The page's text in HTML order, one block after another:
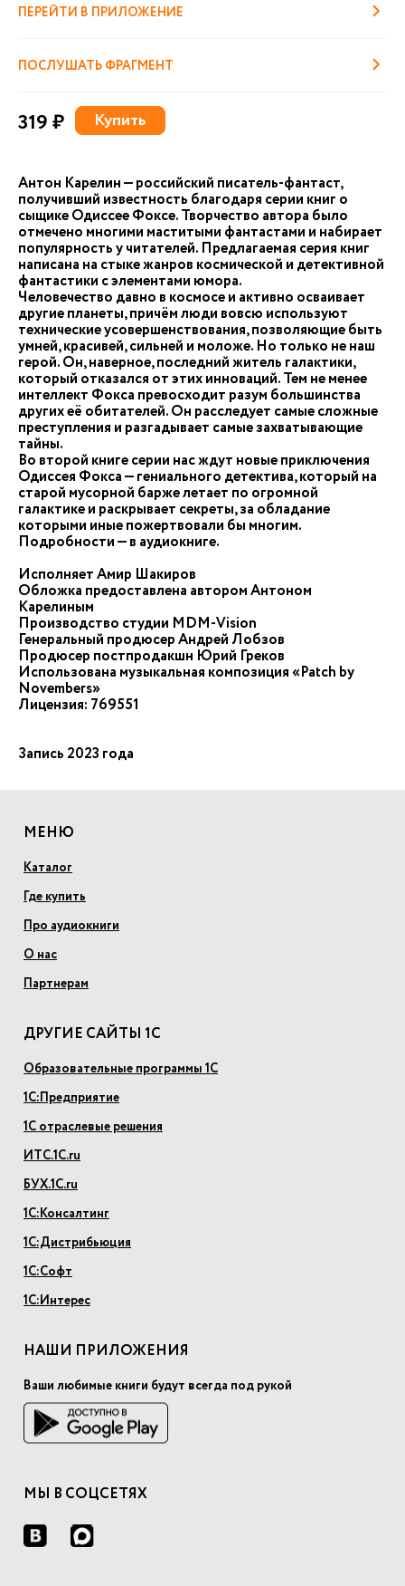
ПЕРЕЙТИ В ПРИЛОЖЕНИЕ
ПОСЛУШАТЬ ФРАГМЕНТ
319 ₽ Купить
Антон Карелин — российский писатель-фантаст,
получивший известность благодаря серии книг о
сыщике Одиссее Фоксе. Творчество автора было
отмечено многими маститыми фантастами и набирает
популярность у читателей. Предлагаемая серия книг
написана на стыке жанров космической и детективной
фантастики с элементами юмора.
Человечество давно в космосе и активно осваивает
другие планеты, причём люди вовсю используют
технические усовершенствования, позволяющие быть
умней, красивей, сильней и моложе. Но только не наш
герой. Он, наверное, последний житель галактики,
который отказался от этих инноваций. Тем не менее
интеллект Фокса превосходит разум большинства
других её обитателей. Он расследует самые сложные
преступления и разгадывает самые захватывающие
тайны.
Во второй книге серии нас ждут новые приключения
Одиссея Фокса — гениального детектива, который на
старой мусорной барже летает по огромной
галактике и раскрывает секреты, за обладание
которыми иные пожертвовали бы многим.
Подробности — в аудиокниге.
Исполняет Амир Шакиров
Обложка предоставлена автором Антоном
Карелиным
Производство студии MDM-Vision
Генеральный продюсер Андрей Лобзов
Продюсер постпродакшн Юрий Греков
Использована музыкальная композиция «Patch by
Novembers»
Лицензия: 769551
Запись 2023 года
МЕНЮ
Каталог
Где купить
Про аудиокниги
О нас
Партнерам
ДРУГИЕ САЙТЫ 1С
Образовательные программы 1С
1С:Предприятие
1С отраслевые решения
ИТС.1С.ru
БУХ.1С.ru
1С:Консалтинг
1С:Дистрибьюция
1С:Софт
1С:Интерес
НАШИ ПРИЛОЖЕНИЯ
Ваши любимые книги будут всегда под рукой
МЫ В СОЦСЕТЯХ